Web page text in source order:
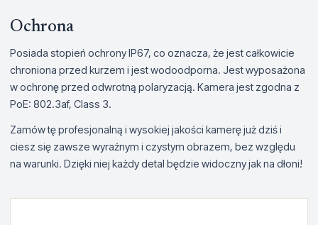
Ochrona
Posiada stopień ochrony IP67, co oznacza, że jest całkowicie
chroniona przed kurzem i jest wodoodporna. Jest wyposażona
w ochronę przed odwrotną polaryzacją. Kamera jest zgodna z
PoE: 802.3af, Class 3.
Zamów tę profesjonalną i wysokiej jakości kamerę już dziś i
ciesz się zawsze wyraźnym i czystym obrazem, bez względu
na warunki. Dzięki niej każdy detal będzie widoczny jak na dłoni!